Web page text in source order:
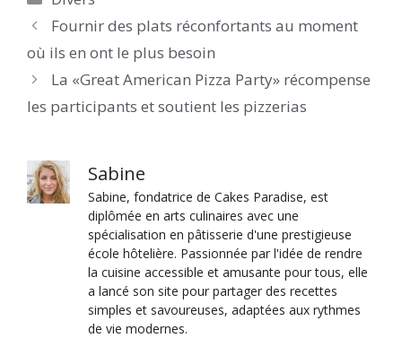
Fournir des plats réconfortants au moment
où ils en ont le plus besoin
La «Great American Pizza Party» récompense
les participants et soutient les pizzerias
Sabine
Sabine, fondatrice de Cakes Paradise, est
diplômée en arts culinaires avec une
spécialisation en pâtisserie d'une prestigieuse
école hôtelière. Passionnée par l'idée de rendre
la cuisine accessible et amusante pour tous, elle
a lancé son site pour partager des recettes
simples et savoureuses, adaptées aux rythmes
de vie modernes.